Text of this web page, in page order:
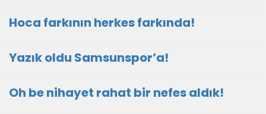
Hoca farkının herkes farkında!
Yazık oldu Samsunspor’a!
Oh be nihayet rahat bir nefes aldık!